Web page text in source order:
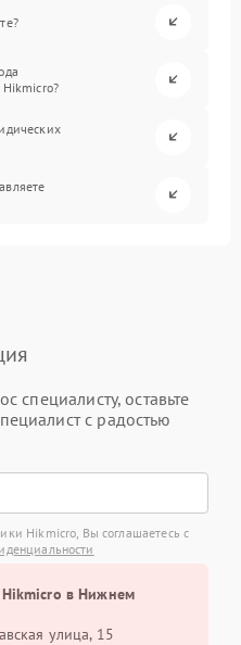
Hikmicro?
специалисту, оставьте
с радостью
Hikmicro, Вы соглашаетесь с
Hikmicro в Нижнем
улица, 15